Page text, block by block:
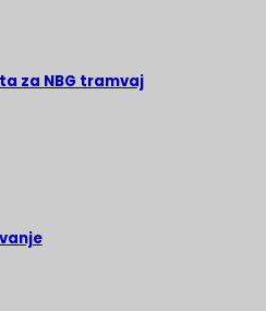
za NBG tramvaj